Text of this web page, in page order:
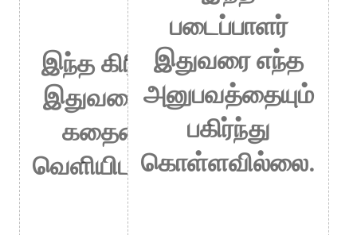
இந்த கிரியேட்டர்
இதுவரை எந்தக்
கதையையும்
வெளியிடவில்லை.
படைப்பாளர்
இதுவரை எந்த
அனுபவத்தையும்
பகிர்ந்து
கொள்ளவில்லை.